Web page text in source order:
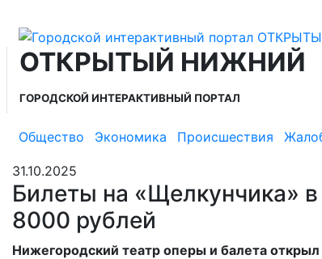
ОТКРЫТЫЙ НИЖНИЙ
ГОРОДСКОЙ ИНТЕРАКТИВНЫЙ ПОРТАЛ
Общество Экономика Происшествия
31.10.2025
Билеты на «Щелкунчика»
8000 рублей
Нижегородский театр оперы и балета